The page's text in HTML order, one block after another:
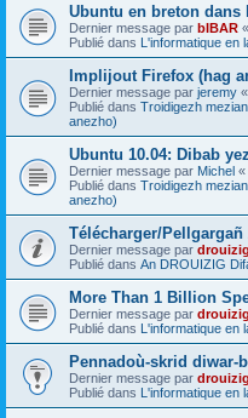
Ubuntu en breton dans
Dernier message par bIBAR «
Publié dans L'informatique en
Implijout Firefox (hag
Dernier message par jeremy «
Publié dans Troidigezh
anezho)
Ubuntu 10.04: Dibab
Dernier message par Michel «
Publié dans Troidigezh
anezho)
Télécharger/Pellgargañ
Dernier message par drouizig
Publié dans An DROUIZIG
More Than 1 Billion
Dernier message par drouizig
Publié dans L'informatique en
Pennadoù-skrid diwar-
Dernier message par drouizig
Publié dans L'informatique en